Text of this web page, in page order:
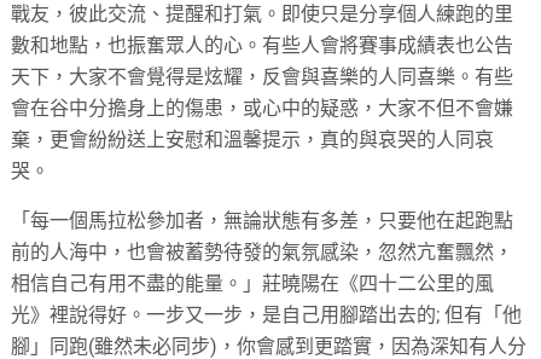
戰友，彼此交流、提醒和打氣。即使只是分享個人練跑的里
數和地點，也振奮眾人的心。有些人會將賽事成績表也公告
天下，大家不會覺得是炫耀，反會與喜樂的人同喜樂。有些
會在谷中分擔身上的傷患，或心中的疑惑，大家不但不會嫌
棄，更會紛紛送上安慰和溫馨提示，真的與哀哭的人同哀
哭。
「每一個馬拉松參加者，無論狀態有多差，只要他在起跑點
前的人海中，也會被蓄勢待發的氣氛感染，忽然亢奮飄然，
相信自己有用不盡的能量。」莊曉陽在《四十二公里的風
光》裡說得好。一步又一步，是自己用腳踏出去的; 但有「他
腳」同跑(雖然未必同步)，你會感到更踏實，因為深知有人分